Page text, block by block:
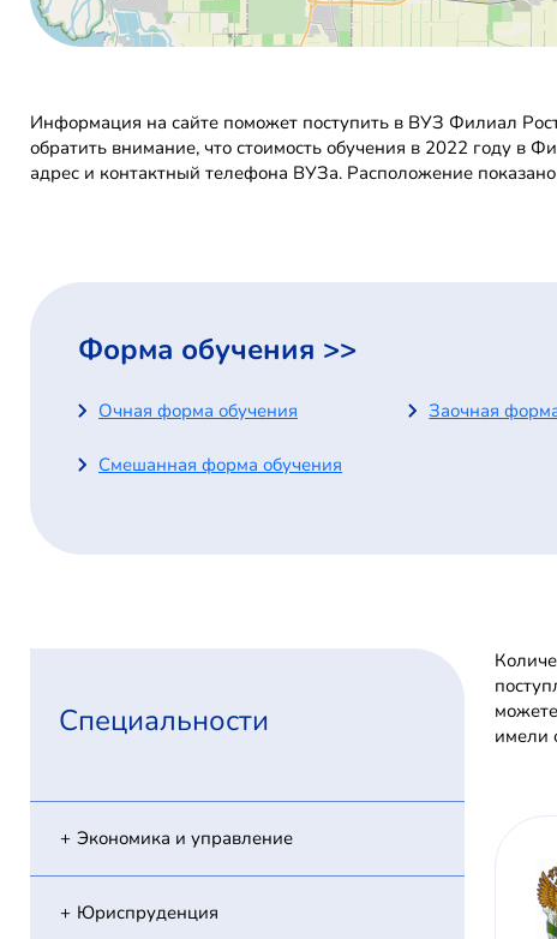
Информация на сайте поможет поступить в ВУЗ Филиал
обратить внимание, что стоимость обучения в 2022 году в
адрес и контактный телефона ВУЗа. Расположение
Форма обучения >>
Очная форма обучения Заочная
Смешанная форма обучения
Специальности
Экономика и управление
Юриспруденция
имели